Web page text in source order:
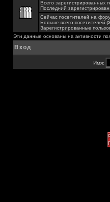
Всего зарегистрированных
Последний
Сейчас посетителей на
Больше всего посетителей (
Зарегистрированные
Эти данные основаны на активности
Вход
Имя: